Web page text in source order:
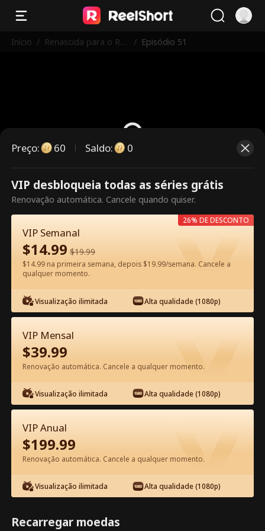
Início / Renascida para o Rei
/ Episódio 51
Este episódio é pago. Desbloqueie
para assistir.
60
Episódio 51 - Renascida para o Rei
Licantropo Filme completo
0-49 50-85 Todos os episódios
51 52 54 55
Preço: 60 Saldo: 0
VIP desbloqueia todas as séries grátis
Renovação automática. Cancele quando quiser.
VIP Semanal
$14.99 $19.99
$14.99 na primeira semana, depois $19.99/semana. Cancele a
qualquer momento.
Visualização ilimitada Alta qualidade (1080p)
26% DE DESCONTO
VIP Mensal
$39.99
Renovação automática. Cancele a qualquer momento.
Visualização ilimitada Alta qualidade (1080p)
VIP Anual
$199.99
Renovação automática. Cancele a qualquer momento.
Visualização ilimitada Alta qualidade (1080p)
Recarregar moedas